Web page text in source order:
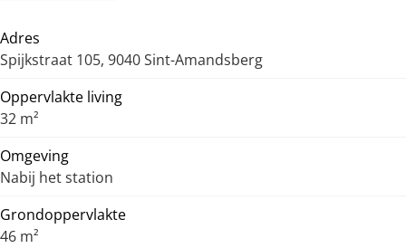
Adres
Spijkstraat 105, 9040 Sint-Amandsberg
Oppervlakte living
32 m²
Omgeving
Nabij het station
Grondoppervlakte
46 m²